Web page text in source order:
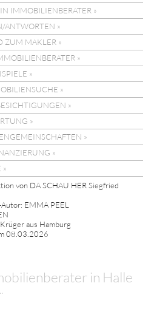
IMMOBILIENBERATER »
ANTWORTEN »
ZUM MAKLER »
»
»
»
»
»
»
»
»
von DA SCHAU HER Siegfried
EMMA PEEL
aus Hamburg
08.03.2026
in Halle